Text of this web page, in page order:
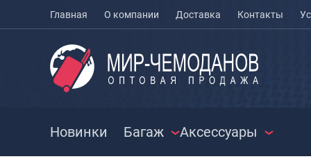
Главная О компании Доставка Контакты
Новинки Багаж Аксессуары